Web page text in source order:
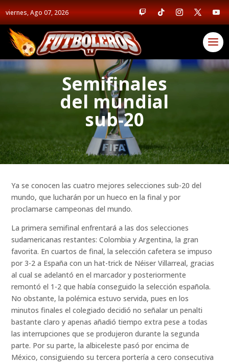
viernes, Ago 07, 2026
Semifinales
del mundial
sub-20
Ya se conocen las cuatro mejores selecciones sub-20 del
mundo, que lucharán por un hueco en la final y por
proclamarse campeonas del mundo.
La primera semifinal enfrentará a las dos selecciones
sudamericanas restantes: Colombia y Argentina, la gran
favorita. En cuartos de final, la selección cafetera se impuso
por 3-2 a España con un hat-trick de Néiser Villarreal, gracias
al cual se adelantó en el marcador y posteriormente
remontó el 1-2 que había conseguido la selección española.
No obstante, la polémica estuvo servida, pues en los
minutos finales el colegiado decidió no señalar un penalti
bastante claro y apenas añadió tiempo extra pese a todas
las interrupciones que se produjeron durante la segunda
parte. Por su parte, la albiceleste pasó por encima de
México, consiguiendo su tercera portería a cero consecutiva